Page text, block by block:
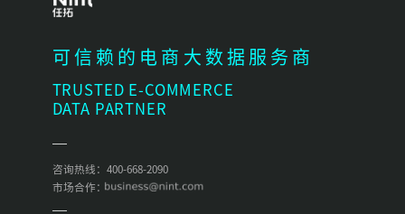
可信赖的电商大数据服务商
TRUSTED E-COMMERCE
DATA PARTNER
咨询热线：400-668-2090
市场合作：